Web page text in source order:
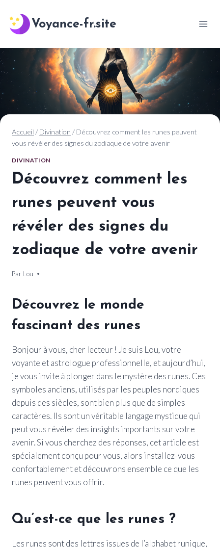
contenu
Voyance-fr.site
Accueil / Divination / Découvrez comment les runes peuvent
vous révéler des signes du zodiaque de votre avenir
DIVINATION
Découvrez comment les
runes peuvent vous
révéler des signes du
zodiaque de votre avenir
Par Lou
4 mars 2025
Découvrez le monde
fascinant des runes
Bonjour à vous, cher lecteur ! Je suis Lou, votre
voyante et astrologue professionnelle, et aujourd’hui,
je vous invite à plonger dans le mystère des runes. Ces
symboles anciens, utilisés par les peuples nordiques
depuis des siècles, sont bien plus que de simples
caractères. Ils sont un véritable langage mystique qui
peut vous révéler des insights importants sur votre
avenir. Si vous cherchez des réponses, cet article est
spécialement conçu pour vous, alors installez-vous
confortablement et découvrons ensemble ce que les
runes peuvent vous offrir.
Qu’est-ce que les runes ?
Les runes sont des lettres issues de l’alphabet runique,